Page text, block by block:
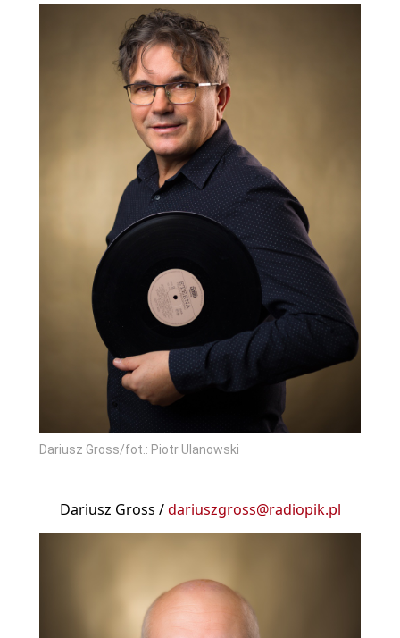
Dariusz Gross/fot.: Piotr Ulanowski
Dariusz Gross /dariuszgross@radiopik.pl